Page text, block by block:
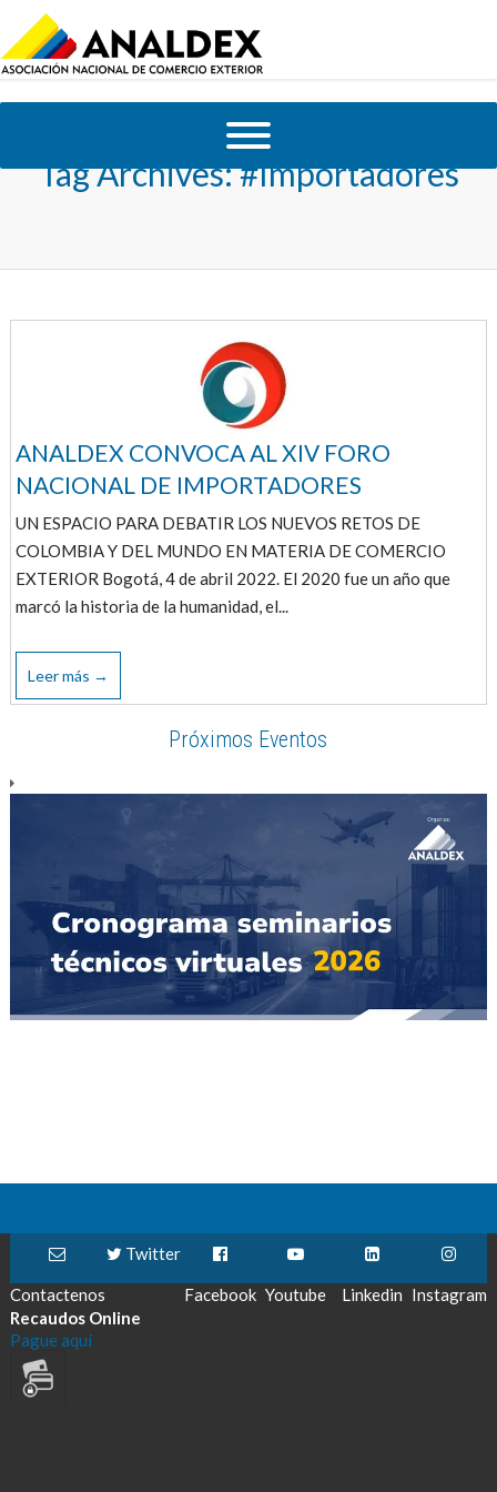
Tag Archives:#Importadores
ANALDEX CONVOCA AL XIV FORO
NACIONAL DE IMPORTADORES
UN ESPACIO PARA DEBATIR LOS NUEVOS RETOS DE
COLOMBIA Y DEL MUNDO EN MATERIA DE COMERCIO
EXTERIOR Bogotá, 4 de abril 2022. El 2020 fue un año que
marcó la historia de la humanidad, el...
Leer más →
Próximos Eventos
Contactenos
Twitter
Facebook Youtube Linkedin Instagram
Recaudos Online
Pague aquí